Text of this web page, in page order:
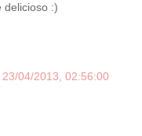
delicioso :)
23/04/2013, 02:56:00